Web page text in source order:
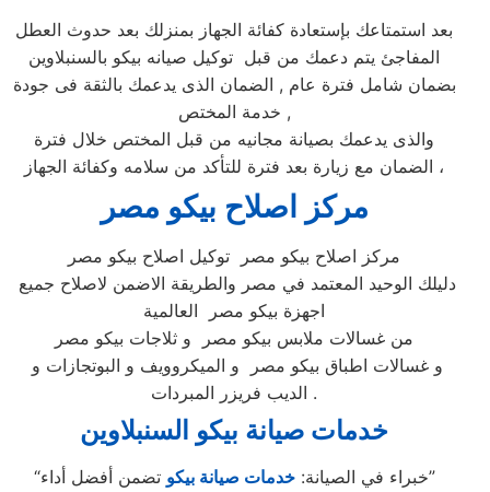
بعد استمتاعك بإستعادة كفائة الجهاز بمنزلك بعد حدوث العطل
المفاجئ يتم دعمك من قبل توكيل صيانه بيكو بالسنبلاوين
بضمان شامل فترة عام , الضمان الذى يدعمك بالثقة فى جودة
خدمة المختص ,
والذى يدعمك بصيانة مجانيه من قبل المختص خلال فترة
الضمان مع زيارة بعد فترة للتأكد من سلامه وكفائة الجهاز ،
مركز اصلاح بيكو مصر
مركز اصلاح بيكو مصر توكيل اصلاح بيكو مصر
اجهزة بيكو مصر العالمية
من غسالات ملابس بيكو مصر و ثلاجات بيكو مصر
الديب فريزر المبردات .
خدمات صيانة بيكو السنبلاوين
“خبراء في الصيانة:خدمات صيانة بيكو
تضمن أفضل أداء”